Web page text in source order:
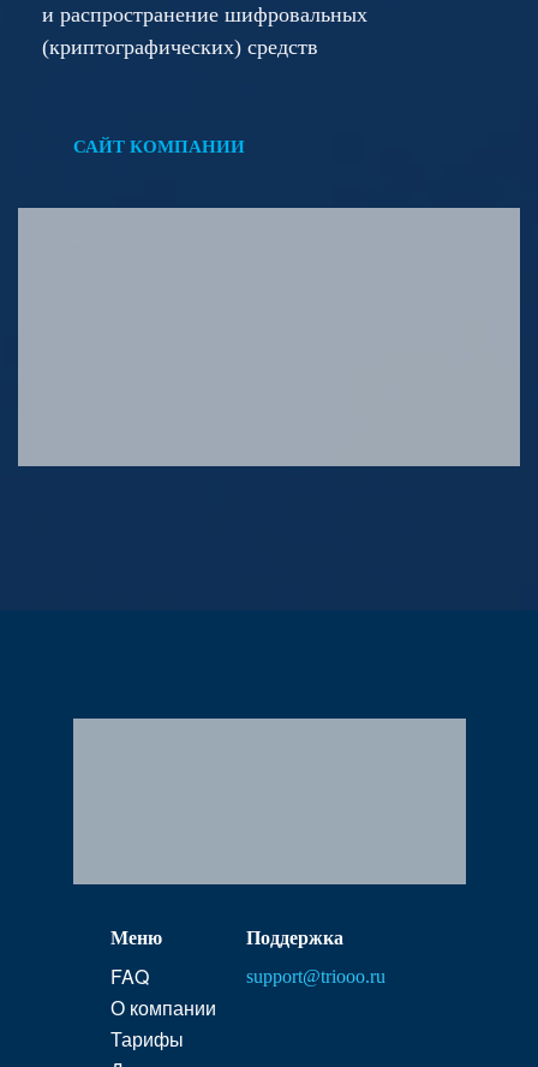
и распространение шифровальных
(криптографических) средств
САЙТ КОМПАНИИ
Меню
FAQ
О компании
Тарифы
Поддержка
support@triooo.ru